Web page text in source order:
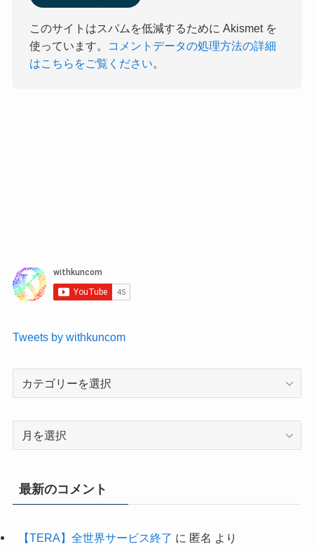
このサイトはスパムを低減するために Akismet を
使っています。
コメントデータの処理方法の詳細
はこちらをご覧ください。
Tweets by withkuncom
最新のコメント
【TERA】全世界サービス終了 に 匿名 より